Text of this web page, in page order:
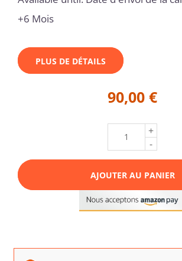
+6 Mois
PLUS DE DÉTAILS
90,00 €
+
-
AJOUTER AU PANIER